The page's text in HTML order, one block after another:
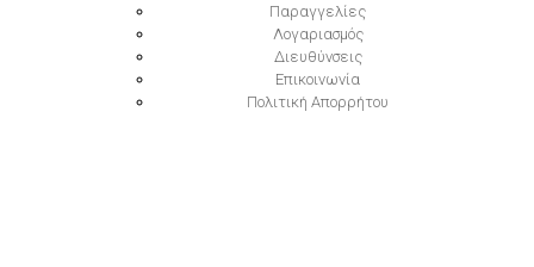
Παραγγελίες
Λογαριασμός
Διευθύνσεις
Επικοινωνία
Πολιτική Απορρήτου